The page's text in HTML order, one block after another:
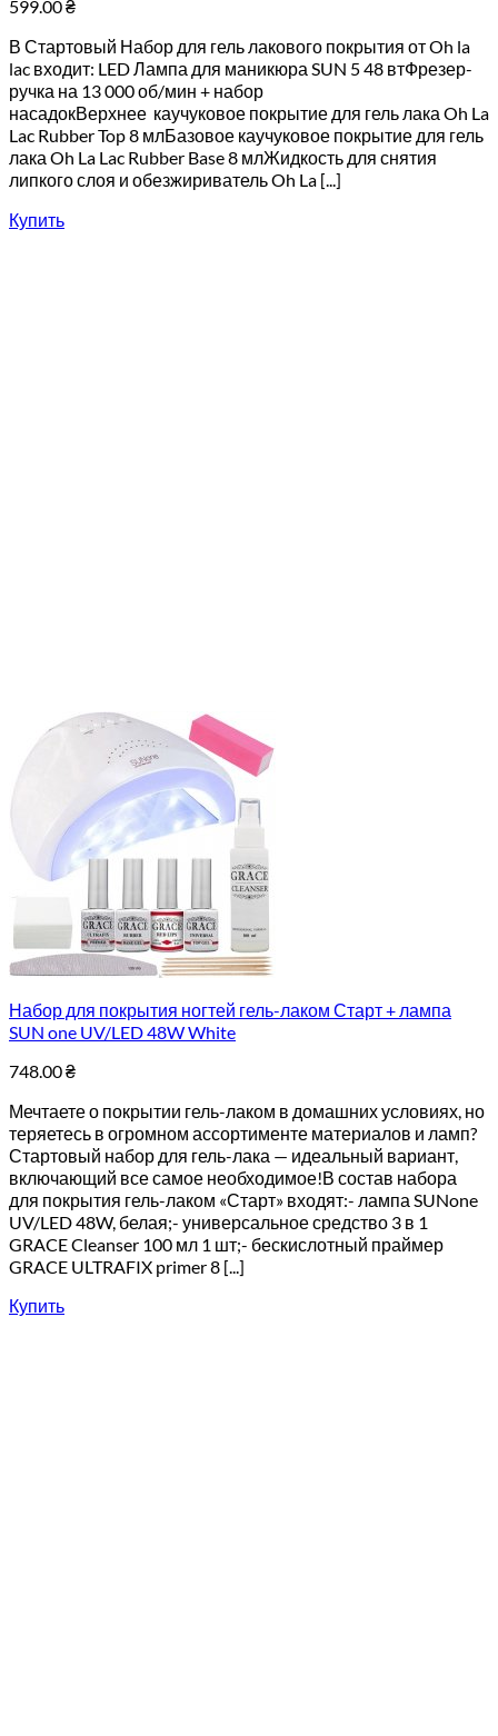
599.00₴
В Стартовый Набор для гель лакового покрытия от Oh la
lac входит: LED Лампа для маникюра SUN 5 48 втФрезер-
ручка на 13 000 об/мин + набор
насадокВерхнее каучуковое покрытие для гель лака Oh La
Lac Rubber Top 8 млБазовое каучуковое покрытие для гель
лака Oh La Lac Rubber Base 8 млЖидкость для снятия
липкого слоя и обезжириватель Oh La [...]
Купить
Набор для покрытия ногтей гель-лаком Старт + лампа
SUN one UV/LED 48W White
748.00₴
Мечтаете о покрытии гель-лаком в домашних условиях, но
теряетесь в огромном ассортименте материалов и ламп?
Стартовый набор для гель-лака — идеальный вариант,
включающий все самое необходимое!В состав набора
для покрытия гель-лаком «Старт» входят:- лампа SUNone
UV/LED 48W, белая;- универсальное средство 3 в 1
GRACE Cleanser 100 мл 1 шт;- бескислотный праймер
GRACE ULTRAFIX primer 8 [...]
Купить